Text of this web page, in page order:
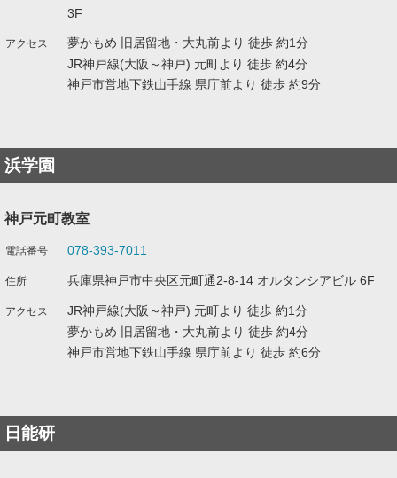
3F
夢かもめ 旧居留地・大丸前より 徒歩 約1分
JR神戸線(大阪～神戸) 元町より 徒歩 約4分
神戸市営地下鉄山手線 県庁前より 徒歩 約9分
浜学園
神戸元町教室
078-393-7011
兵庫県神戸市中央区元町通2-8-14 オルタンシアビル 6F
JR神戸線(大阪～神戸) 元町より 徒歩 約1分
夢かもめ 旧居留地・大丸前より 徒歩 約4分
神戸市営地下鉄山手線 県庁前より 徒歩 約6分
日能研